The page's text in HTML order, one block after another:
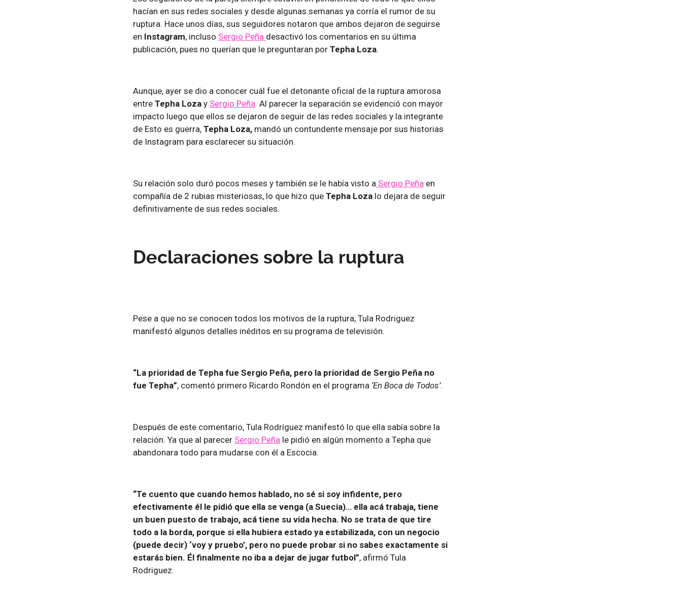
hacían en sus redes sociales y desde algunas semanas ya corría el rumor de su
ruptura. Hace unos días, sus seguidores notaron que ambos dejaron de seguirse
en Instagram, incluso Sergio Peña desactivó los comentarios en su última
publicación, pues no querían que le preguntaran por Tepha Loza.
Aunque, ayer se dio a conocer cuál fue el detonante oficial de la ruptura amorosa
entre Tepha Loza y Sergio Peña. Al parecer la separación se evidenció con mayor
impacto luego que ellos se dejaron de seguir de las redes sociales y la integrante
de Esto es guerra, Tepha Loza, mandó un contundente mensaje por sus historias
de Instagram para esclarecer su situación.
Su relación solo duró pocos meses y también se le había visto a Sergio Peña en
compañía de 2 rubias misteriosas, lo que hizo que Tepha Loza lo dejara de seguir
definitivamente de sus redes sociales.
Declaraciones sobre la ruptura
Pese a que no se conocen todos los motivos de la ruptura, Tula Rodriguez
manifestó algunos detalles inéditos en su programa de televisión.
“La prioridad de Tepha fue Sergio Peña, pero la prioridad de Sergio Peña no
fue Tepha”, comentó primero Ricardo Rondón en el programa ‘En Boca de Todos’.
Después de este comentario, Tula Rodríguez manifestó lo que ella sabía sobre la
relación. Ya que al parecer Sergio Peña le pidió en algún momento a Tepha que
abandonara todo para mudarse con él a Escocia.
“Te cuento que cuando hemos hablado, no sé si soy infidente, pero
efectivamente él le pidió que ella se venga (a Suecia)… ella acá trabaja, tiene
un buen puesto de trabajo, acá tiene su vida hecha. No se trata de que tire
todo a la borda, porque si ella hubiera estado ya estabilizada, con un negocio
(puede decir) ‘voy y pruebo’, pero no puede probar si no sabes exactamente si
estarás bien. Él finalmente no iba a dejar de jugar futbol”, afirmó Tula
Rodriguez.